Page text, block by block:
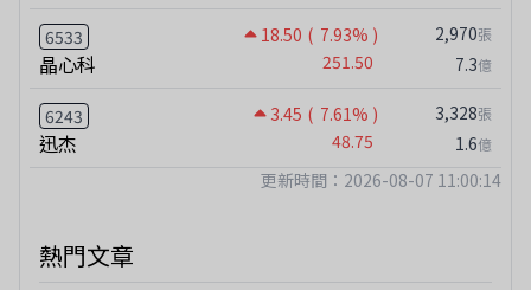
6533 18.50 ( 7.93% )
晶心科 251.50
2,970張
7.3億
6243 3.45 ( 7.61% )
迅杰 48.75
3,328張
1.6億
更新時間：2026-08-07 11:00:14
熱門文章